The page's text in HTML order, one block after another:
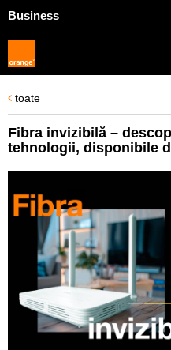
Business
toate
Fibra invizibilă –
tehnologii, disponibile